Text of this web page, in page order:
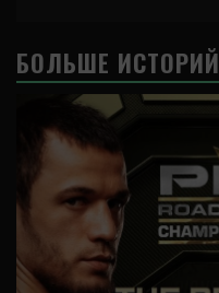
БОЛЬШЕ ИСТОРИЙ